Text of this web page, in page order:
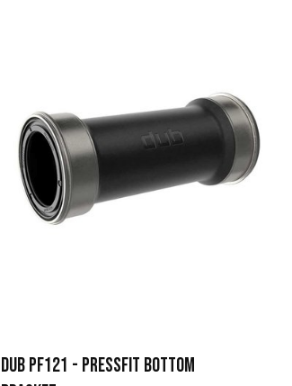
DUB PF121 - PRESSFIT BOTTOM